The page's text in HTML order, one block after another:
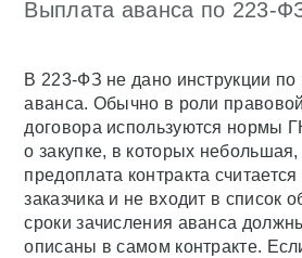
Выплата аванса по 223-
В 223-ФЗ не дано инструкции
аванса. Обычно в роли
договора используются нормы
о закупке, в которых
предоплата контракта
заказчика и не входит в список
сроки зачисления аванса
описаны в самом контракте.